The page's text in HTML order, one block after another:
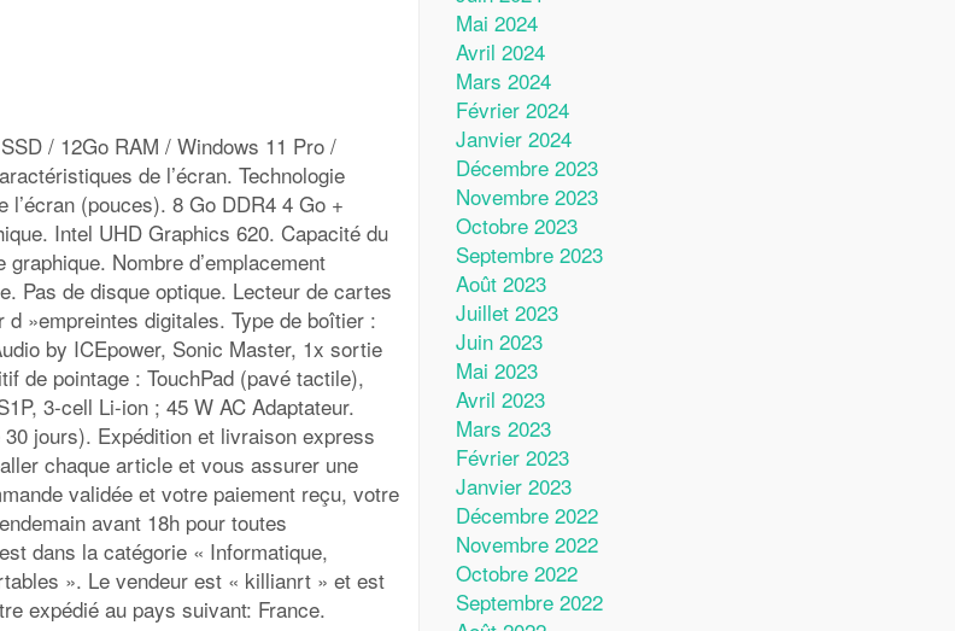
/ 12Go RAM / Windows 11 Pro /
de l’écran. Technologie
(pouces). 8 Go DDR4 4 Go +
Intel UHD Graphics 620. Capacité du
Nombre d’emplacement
Pas de disque optique. Lecteur de cartes
»empreintes digitales. Type de boîtier :
by ICEpower, Sonic Master, 1x sortie
de pointage : TouchPad (pavé tactile),
3-cell Li-ion ; 45 W AC Adaptateur.
jours). Expédition et livraison express
chaque article et vous assurer une
validée et votre paiement reçu, votre
avant 18h pour toutes
dans la catégorie « Informatique,
». Le vendeur est « killianrt » et est
expédié au pays suivant: France.
Mai 2024
Avril 2024
Mars 2024
Février 2024
Janvier 2024
Décembre 2023
Novembre 2023
Octobre 2023
Septembre 2023
Août 2023
Juillet 2023
Juin 2023
Mai 2023
Avril 2023
Mars 2023
Février 2023
Janvier 2023
Décembre 2022
Novembre 2022
Octobre 2022
Septembre 2022